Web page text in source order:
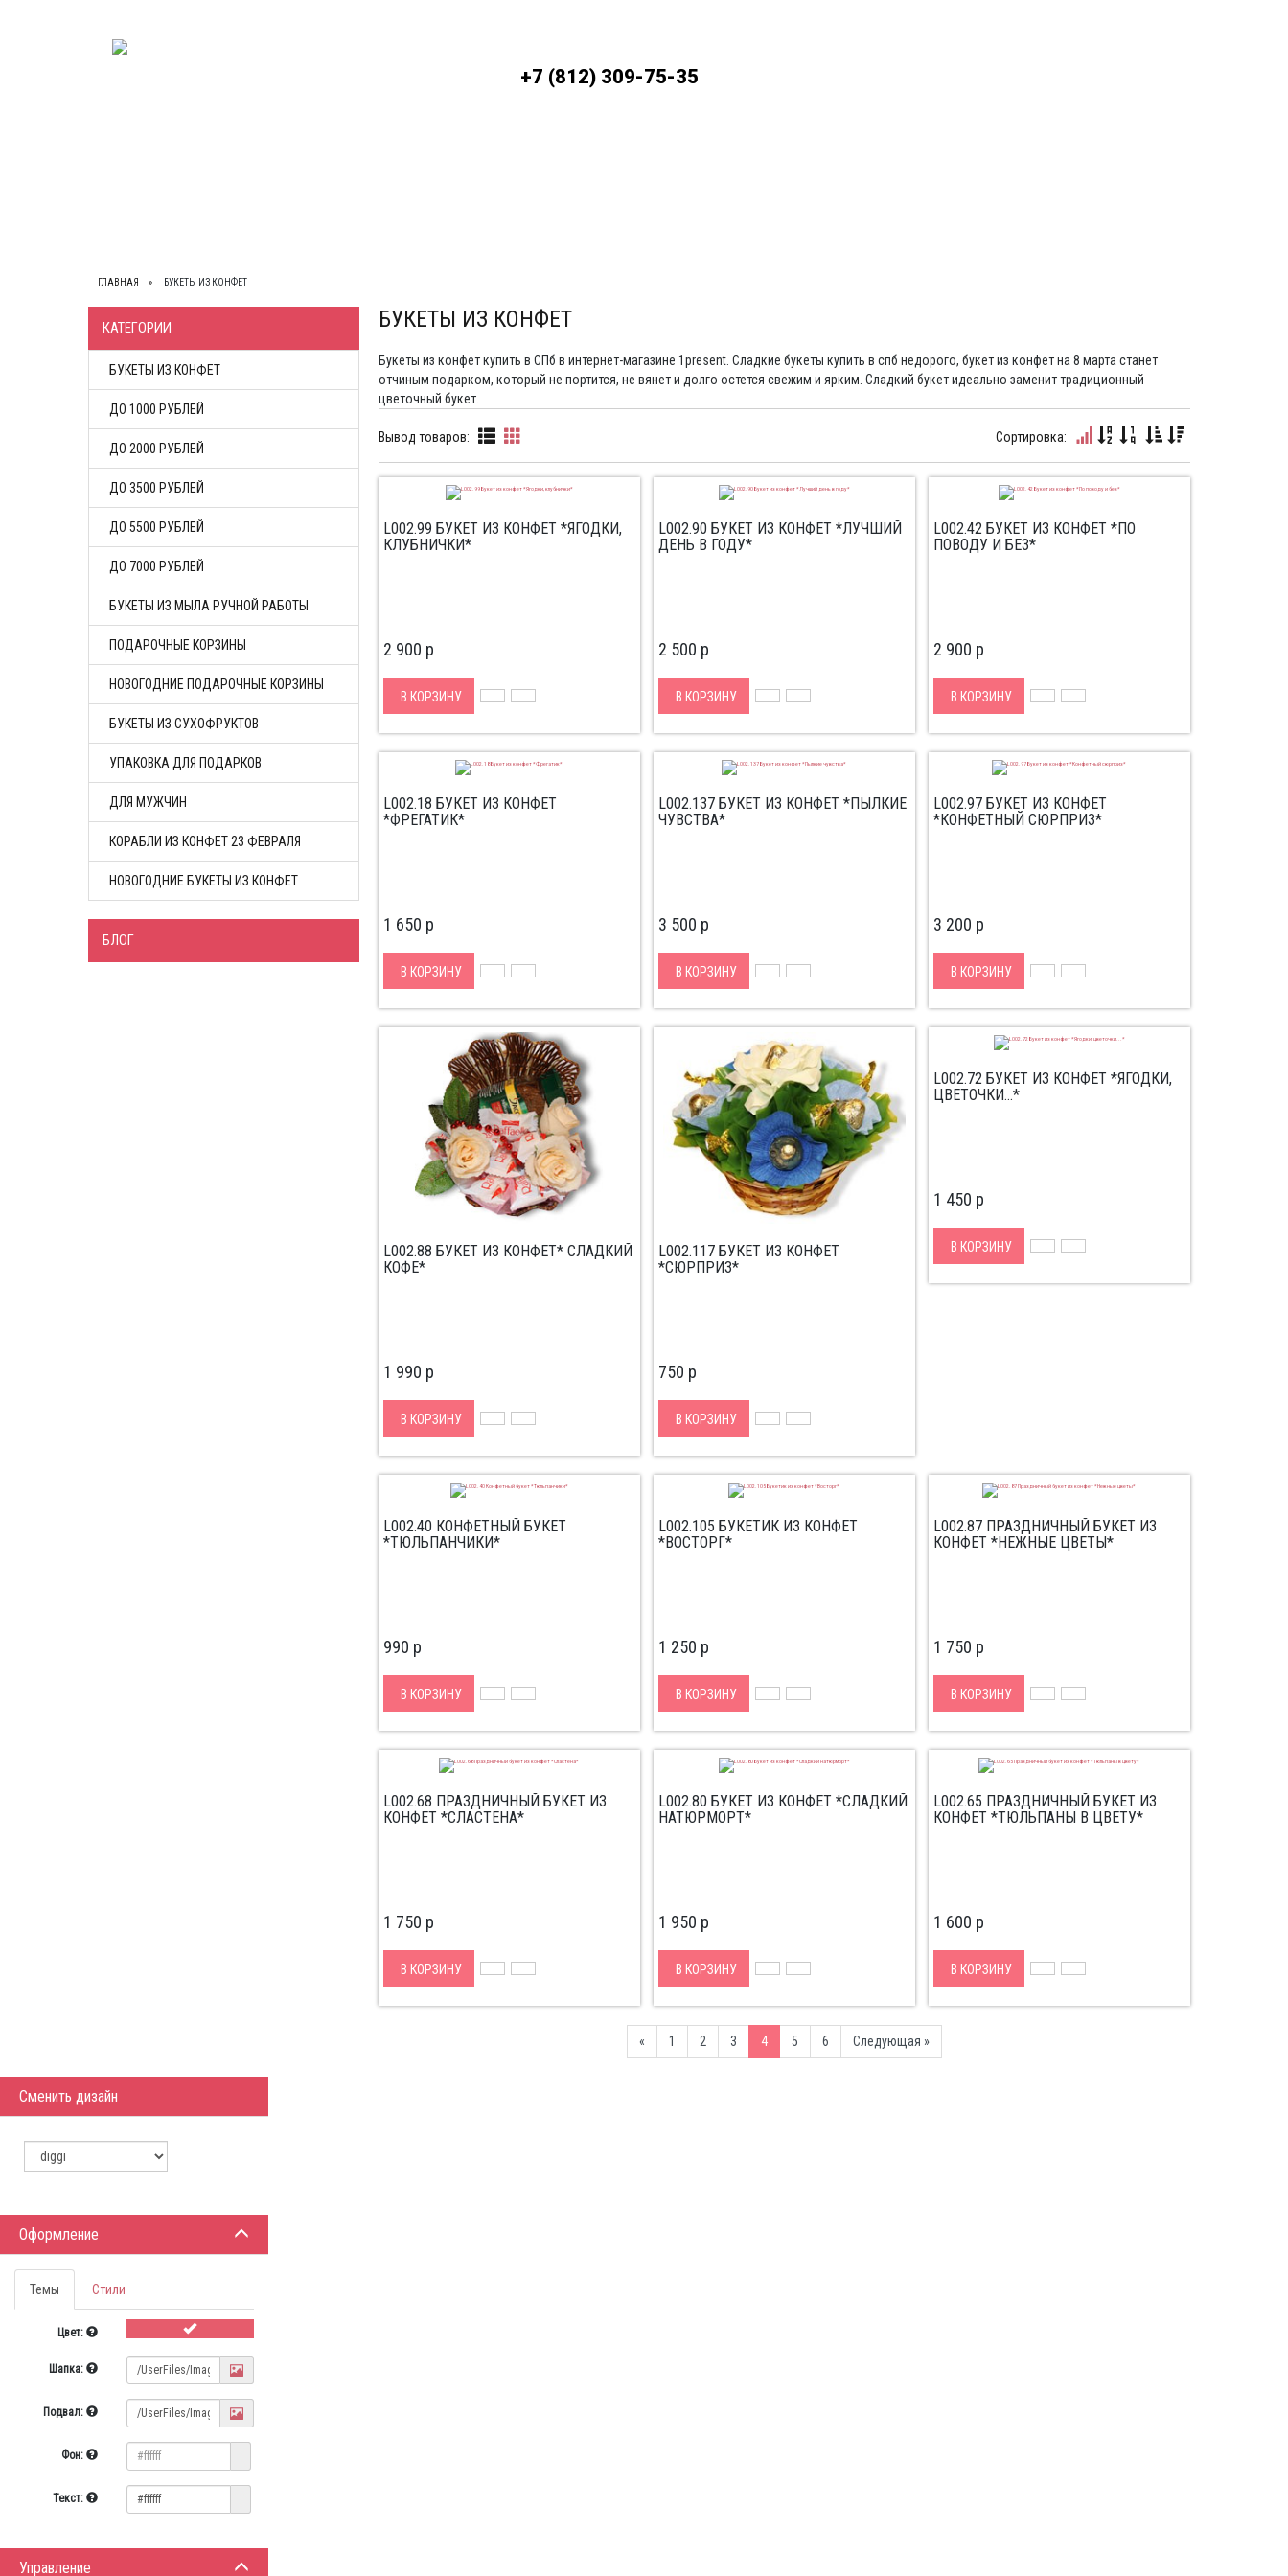
+7 (812) 309-75-35
ГЛАВНАЯ БУКЕТЫ ИЗ КОНФЕТ
КАТЕГОРИИ
БУКЕТЫ ИЗ КОНФЕТ
ДО 1000 РУБЛЕЙ
ДО 2000 РУБЛЕЙ
ДО 3500 РУБЛЕЙ
ДО 5500 РУБЛЕЙ
ДО 7000 РУБЛЕЙ
БУКЕТЫ ИЗ МЫЛА РУЧНОЙ РАБОТЫ
ПОДАРОЧНЫЕ КОРЗИНЫ
НОВОГОДНИЕ ПОДАРОЧНЫЕ КОРЗИНЫ
БУКЕТЫ ИЗ СУХОФРУКТОВ
УПАКОВКА ДЛЯ ПОДАРКОВ
ДЛЯ МУЖЧИН
КОРАБЛИ ИЗ КОНФЕТ 23 ФЕВРАЛЯ
НОВОГОДНИЕ БУКЕТЫ ИЗ КОНФЕТ
БЛОГ
БУКЕТЫ ИЗ КОНФЕТ
Букеты из конфет купить в СПб в интернет-магазине 1present. Сладкие букеты купить в спб недорого, букет из конфет на 8 марта станет
отчиным подарком, который не портится, не вянет и долго остется свежим и ярким. Сладкий букет идеально заменит традиционный
цветочный букет.
Вывод товаров: Сортировка:
L002.99 БУКЕТ ИЗ КОНФЕТ *ЯГОДКИ,
КЛУБНИЧКИ*
2 900 p
В КОРЗИНУ
L002.90 БУКЕТ ИЗ КОНФЕТ *ЛУЧШИЙ
ДЕНЬ В ГОДУ*
2 500 p
В КОРЗИНУ
L002.42 БУКЕТ ИЗ КОНФЕТ *ПО
ПОВОДУ И БЕЗ*
2 900 p
В КОРЗИНУ
L002.18 БУКЕТ ИЗ КОНФЕТ
*ФРЕГАТИК*
1 650 p
В КОРЗИНУ
L002.137 БУКЕТ ИЗ КОНФЕТ *ПЫЛКИЕ
ЧУВСТВА*
3 500 p
В КОРЗИНУ
L002.97 БУКЕТ ИЗ КОНФЕТ
*КОНФЕТНЫЙ СЮРПРИЗ*
3 200 p
В КОРЗИНУ
L002.88 БУКЕТ ИЗ КОНФЕТ* СЛАДКИЙ
КОФЕ*
1 990 p
В КОРЗИНУ
L002.117 БУКЕТ ИЗ КОНФЕТ
*СЮРПРИЗ*
750 p
В КОРЗИНУ
L002.72 БУКЕТ ИЗ КОНФЕТ *ЯГОДКИ,
ЦВЕТОЧКИ...*
1 450 p
В КОРЗИНУ
L002.40 КОНФЕТНЫЙ БУКЕТ
*ТЮЛЬПАНЧИКИ*
990 p
В КОРЗИНУ
L002.105 БУКЕТИК ИЗ КОНФЕТ
*ВОСТОРГ*
1 250 p
В КОРЗИНУ
L002.87 ПРАЗДНИЧНЫЙ БУКЕТ ИЗ
КОНФЕТ *НЕЖНЫЕ ЦВЕТЫ*
1 750 p
В КОРЗИНУ
L002.68 ПРАЗДНИЧНЫЙ БУКЕТ ИЗ
КОНФЕТ *СЛАСТЕНА*
1 750 p
В КОРЗИНУ
L002.80 БУКЕТ ИЗ КОНФЕТ *СЛАДКИЙ
НАТЮРМОРТ*
1 950 p
В КОРЗИНУ
L002.65 ПРАЗДНИЧНЫЙ БУКЕТ ИЗ
КОНФЕТ *ТЮЛЬПАНЫ В ЦВЕТУ*
1 600 p
В КОРЗИНУ
«Previous
1 2 3 4 5 6 Следующая »Next
Сменить дизайн
Оформление
Темы Стили
Цвет:
Шапка:
Подвал:
Фон:
Текст:
Управление